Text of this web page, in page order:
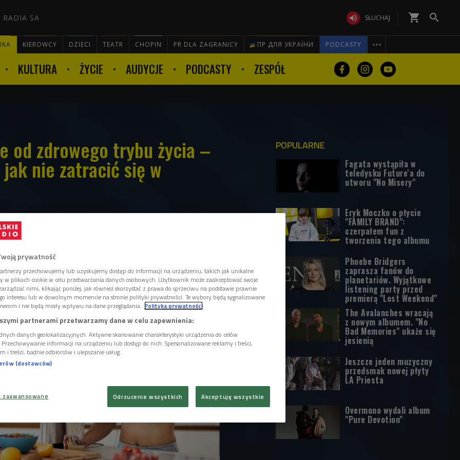
RADIA SA  SŁUCHAJ shopping_cart 
KIEROWCY DZIECI TEATR CHOPIN PR DLA ZAGRANICY ПР ДЛЯ УКРАЇНИ PODCASTY 

KULTURA ŻYCIE AUDYCJE PODCASTY ZESPÓŁ
od zdrowego trybu życia –
nie zatracić się w
od treningów to coraz większy
amatorów. Zapominają o
kolejne rekordy – intensywności treningu,
POPULARNE
Fagata wystąpiła w
teledysku Future'a do
utworu "No Misery"
Eryk Moczko o płycie
"FAMILY BRAND":
czerpałem fun z
tworzenia tego albumu
Phoebe Bridgers
zaprasza fanów do
planetariów. Wyjątkowe
listening party przed
premierą "Lost Weekend"
The Avalanches wracają
z nowym albumem. "No
Bad Memories" ukaże się
jesienią
Jeszcze jeden muzyczny
przedsmak nowej płyty
LA Priesta
Overmono wydali album
"Pure Devotion"
prywatność
przechowujemy lub uzyskujemy dostęp do informacji na urządzeniu, takich jak unikalne
w plikach cookie w celu przetwarzania danych osobowych. Użytkownik może zaakceptować swoje
nimi, klikając poniżej, jak również skorzystać z prawa do sprzeciwu na podstawie prawnie
interesu lub w dowolnym momencie na stronie polityki prywatności. Te wybory będą sygnalizowane
i nie będą miały wpływu na dane przeglądania. Polityka prywatności
partnerami przetwarzamy dane w celu zapewnienia:
danych geolokalizacyjnych. Aktywne skanowanie charakterystyki urządzenia do celów
informacji na urządzeniu lub dostęp do nich. Spersonalizowane reklamy i treści,
i treści, badnie odbiorców i ulepszanie usług.
(dostawców)
Odrzucenie wszystkich Akceptuję wszystkie